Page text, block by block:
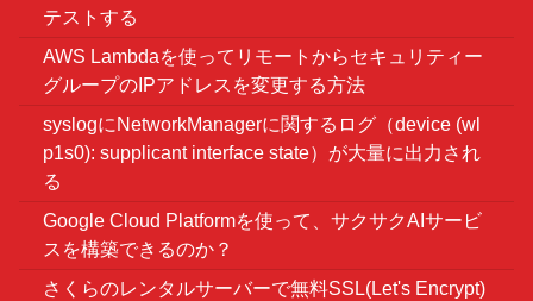
テストする
AWS Lambdaを使ってリモートからセキュリティー
グループのIPアドレスを変更する方法
syslogにNetworkManagerに関するログ（device (wl
p1s0): supplicant interface state）が大量に出力され
る
Google Cloud Platformを使って、サクサクAIサービ
スを構築できるのか？
さくらのレンタルサーバーで無料SSL(Let's Encrypt)